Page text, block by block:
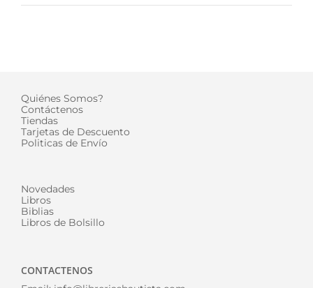
Quiénes Somos?
Contáctenos
Tiendas
Tarjetas de Descuento
Politicas de Envío
Novedades
Libros
Biblias
Libros de Bolsillo
CONTACTENOS